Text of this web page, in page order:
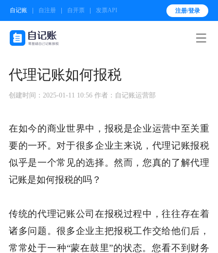
自记账 自注册 自开票 发票API 注册/登录

代理记账如何报税
创建时间：2025-01-11 10:56 作者：自记账运营部
在如今的商业世界中，报税是企业运营中至关重
要的一环。对于很多企业主来说，代理记账报税
似乎是一个常见的选择。然而，您真的了解代理
记账是如何报税的吗？
传统的代理记账公司在报税过程中，往往存在着
诸多问题。很多企业主把报税工作交给他们后，
常常处于一种“蒙在鼓里”的状态。您看不到财务